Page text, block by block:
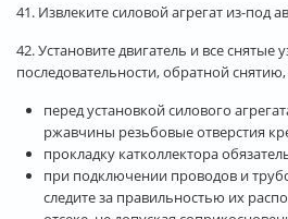
41. Извлеките силовой агрегат из-под
42. Установите двигатель и все снятые
последовательности, обратной
перед установкой силового
ржавчины резьбовые отверстия
прокладку катколлектора
при подключении проводов и
следите за правильностью их